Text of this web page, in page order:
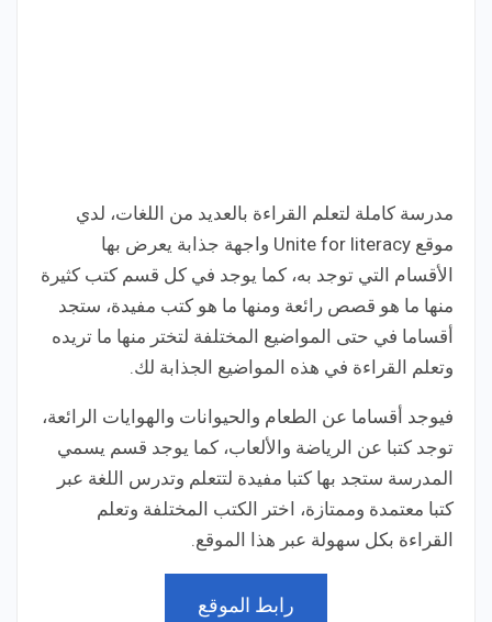
مدرسة كاملة لتعلم القراءة بالعديد من اللغات، لدي
موقع Unite for literacy واجهة جذابة يعرض بها
الأقسام التي توجد به، كما يوجد في كل قسم كتب كثيرة
منها ما هو قصص رائعة ومنها ما هو كتب مفيدة، ستجد
أقساما في حتى المواضيع المختلفة لتختر منها ما تريده
وتعلم القراءة في هذه المواضيع الجذابة لك.
فيوجد أقساما عن الطعام والحيوانات والهوايات الرائعة،
توجد كتبا عن الرياضة والألعاب، كما يوجد قسم يسمي
المدرسة ستجد بها كتبا مفيدة لتتعلم وتدرس اللغة عبر
كتبا معتمدة وممتازة، اختر الكتب المختلفة وتعلم
القراءة بكل سهولة عبر هذا الموقع.
رابط الموقع